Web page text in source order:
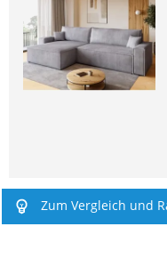
Zum Vergleich und